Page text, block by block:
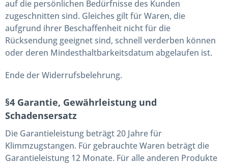
auf die persönlichen Bedürfnisse des Kunden
zugeschnitten sind. Gleiches gilt für Waren, die
aufgrund ihrer Beschaffenheit nicht für die
Rücksendung geeignet sind, schnell verderben können
oder deren Mindesthaltbarkeitsdatum abgelaufen ist.
Ende der Widerrufsbelehrung.
§4 Garantie, Gewährleistung und
Schadensersatz
Die Garantieleistung beträgt 20 Jahre für
Klimmzugstangen. Für gebrauchte Waren beträgt die
Garantieleistung 12 Monate. Für alle anderen Produkte